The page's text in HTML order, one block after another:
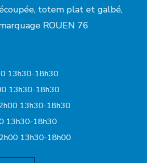
totem plat et galbé,
ROUEN 76
13h30-18h30
13h30-18h30
13h30-18h30
13h30-18h30
13h30-18h00